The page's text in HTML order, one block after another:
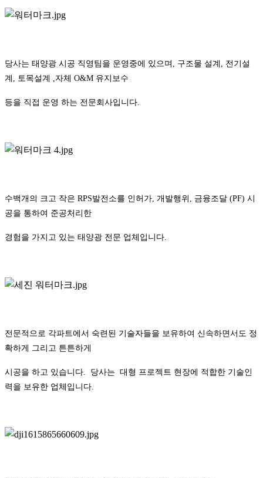
당사는 태양광 시공 직영팀을 운영중에 있으며, 구조물 설계, 전기설
계, 토목설계 ,자체 O&M 유지보수
등을 직접 운영 하는 전문회사입니다.
수백개의 크고 작은 RPS발전소를 인허가, 개발행위, 금융조달 (PF) 시
공을 통하여 준공처리한
경험을 가지고 있는 태양광 전문 업체입니다.
전문적으로 각파트에서 숙련된 기술자들을 보유하여 신속하면서도 정
확하게 그리고 튼튼하게
시공을 하고 있습니다. 당사는 대형 프로젝트 현장에 적합한 기술인
력을 보유한 업체입니다.